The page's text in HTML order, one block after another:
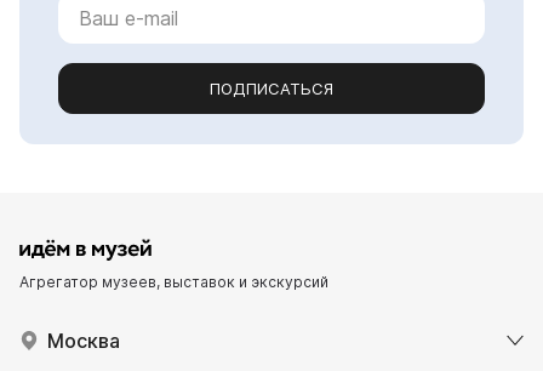
ПОДПИСАТЬСЯ
Агрегатор музеев, выставок и экскурсий
Москва